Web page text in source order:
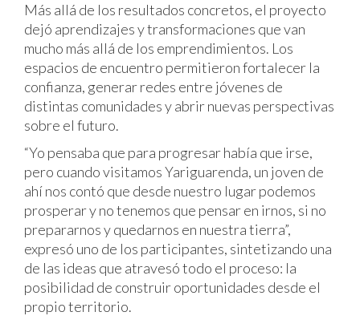
Más allá de los resultados concretos, el proyecto
dejó aprendizajes y transformaciones que van
mucho más allá de los emprendimientos. Los
espacios de encuentro permitieron fortalecer la
confianza, generar redes entre jóvenes de
distintas comunidades y abrir nuevas perspectivas
sobre el futuro.
“Yo pensaba que para progresar había que irse,
pero cuando visitamos Yariguarenda, un joven de
ahí nos contó que desde nuestro lugar podemos
prosperar y no tenemos que pensar en irnos, si no
prepararnos y quedarnos en nuestra tierra”,
expresó uno de los participantes, sintetizando una
de las ideas que atravesó todo el proceso: la
posibilidad de construir oportunidades desde el
propio territorio.